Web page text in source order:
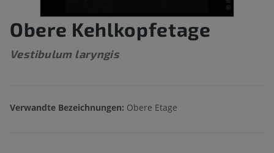
Obere Kehlkopfetage
Vestibulum laryngis
Verwandte Bezeichnungen: Obere Etage